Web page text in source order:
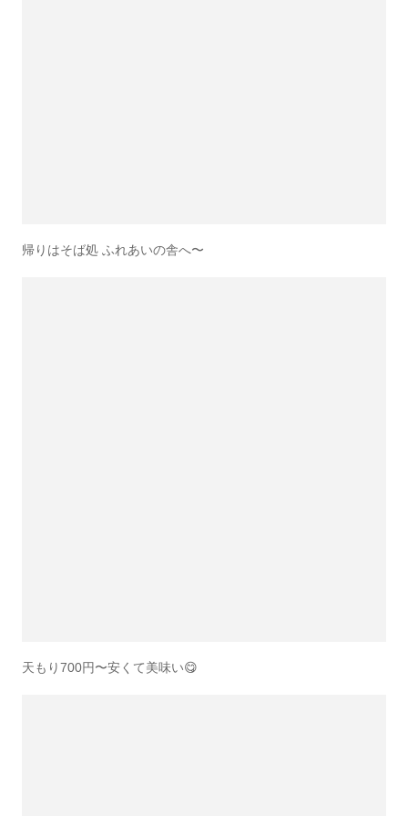
帰りはそば処 ふれあいの舎へ〜
天もり700円〜安くて美味い😋